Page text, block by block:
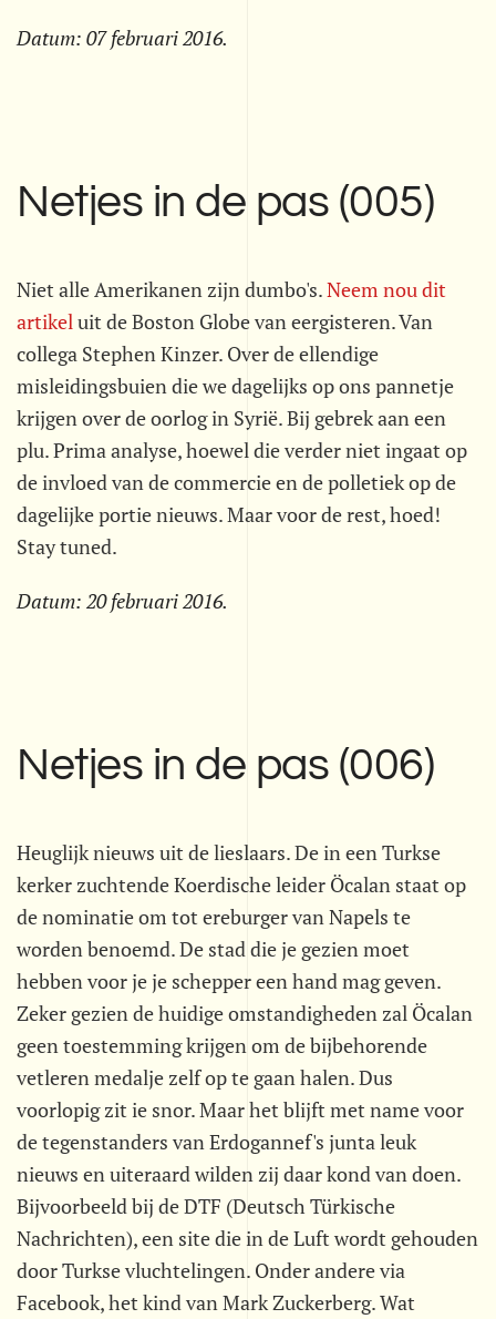
Datum: 07 februari 2016.
Netjes in de pas (005)
Niet alle Amerikanen zijn dumbo's.Neem nou dit
artikeluit de Boston Globe van eergisteren. Van
collega Stephen Kinzer. Over de ellendige
misleidingsbuien die we dagelijks op ons pannetje
krijgen over de oorlog in Syrië. Bij gebrek aan een
plu. Prima analyse, hoewel die verder niet ingaat op
de invloed van de commercie en de polletiek op de
dagelijke portie nieuws. Maar voor de rest, hoed!
Stay tuned.
Datum: 20 februari 2016.
Netjes in de pas (006)
Heuglijk nieuws uit de lieslaars. De in een Turkse
kerker zuchtende Koerdische leider Öcalan staat op
de nominatie om tot ereburger van Napels te
worden benoemd. De stad die je gezien moet
hebben voor je je schepper een hand mag geven.
Zeker gezien de huidige omstandigheden zal Öcalan
geen toestemming krijgen om de bijbehorende
vetleren medalje zelf op te gaan halen. Dus
voorlopig zit ie snor. Maar het blijft met name voor
de tegenstanders van Erdogannef's junta leuk
nieuws en uiteraard wilden zij daar kond van doen.
Bijvoorbeeld bij de DTF (Deutsch Türkische
Nachrichten), een site die in de Luft wordt gehouden
door Turkse vluchtelingen. Onder andere via
Facebook, het kind van Mark Zuckerberg. Wat